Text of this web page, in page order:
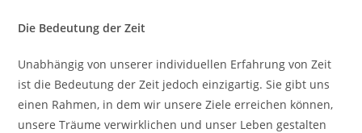
Die Bedeutung der Zeit
Unabhängig von unserer individuellen Erfahrung von Zeit
ist die Bedeutung der Zeit jedoch einzigartig. Sie gibt uns
einen Rahmen, in dem wir unsere Ziele erreichen können,
unsere Träume verwirklichen und unser Leben gestalten